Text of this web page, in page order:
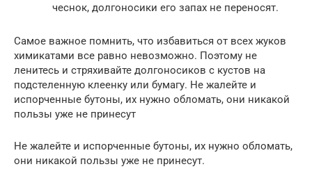
чеснок, долгоносики его запах не переносят.
Самое важное помнить, что избавиться от всех жуков
химикатами все равно невозможно. Поэтому не
ленитесь и стряхивайте долгоносиков с кустов на
подстеленную клеенку или бумагу. Не жалейте и
испорченные бутоны, их нужно обломать, они никакой
пользы уже не принесут
Не жалейте и испорченные бутоны, их нужно обломать,
они никакой пользы уже не принесут.